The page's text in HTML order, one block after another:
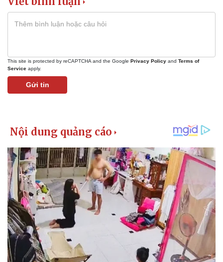
This site is protected by reCAPTCHA and the Google Privacy Policy and Terms of
Service apply.
Gửi tin